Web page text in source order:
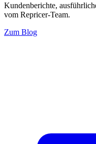
Kundenberichte,
vom Repricer-Team.
Zum Blog